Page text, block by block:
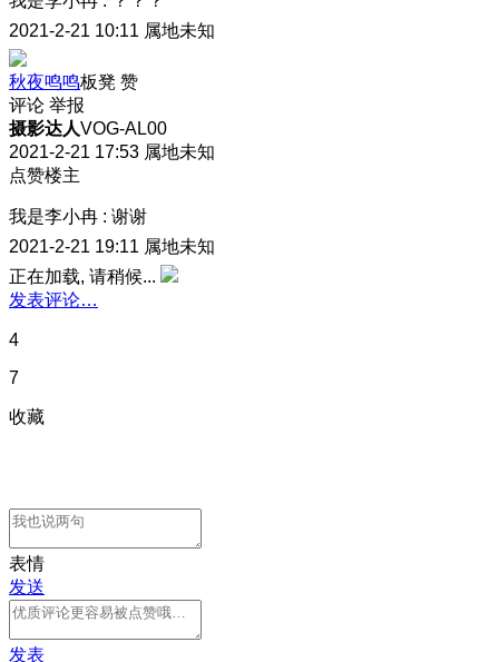
2021-2-21 10:11 属地未知
秋夜鸣鸣板凳 赞
评论 举报
摄影达人VOG-AL00
2021-2-21 17:53 属地未知
点赞楼主
我是李小冉 : 谢谢
2021-2-21 19:11 属地未知
正在加载, 请稍候...
发表评论…
4
7
收藏
表情
发送
发表